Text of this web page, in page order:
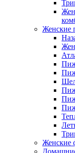
Женские
Женские